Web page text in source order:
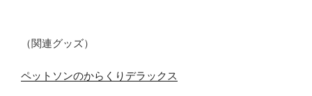
（関連グッズ）
ペットソンのからくりデラックス